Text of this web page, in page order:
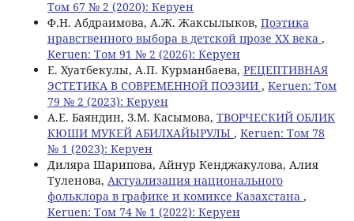
Том 67 № 2 (2020): Керуен
Ф.Н. Абдраимова, А.Ж. Жаксылыков, Поэтика
нравственного выбора в детской прозе ХХ века ,
Keruen: Том 91 № 2 (2026): Керуен
Е. Хуатбекулы, А.П. Курманбаева, РЕЦЕПТИВНАЯ
ЭСТЕТИКА В СОВРЕМЕННОЙ ПОЭЗИИ , Keruen: Том
79 № 2 (2023): Керуен
A.E. Баяндин, З.М. Касымова, ТВОРЧЕСКИЙ ОБЛИК
КЮШИ МУКЕЙ АБИЛХАЙЫРУЛЫ , Keruen: Том 78
№ 1 (2023): Керуен
Диляра Шарипова, Айнур Кенджакулова, Алия
Туленова, Актуализация национального
фольклора в графике и комиксе Казахстана ,
Keruen: Том 74 № 1 (2022): Керуен